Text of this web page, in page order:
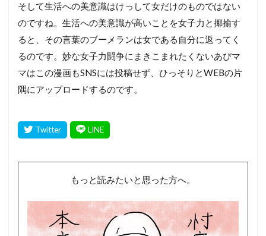
そして生活への美意識はけっして女だけのものではない
のですね。生活への美意識が高いことを女子力と揶揄す
ると、その言葉のブーメランは女である自分に返ってく
るのです。妙な女子力闘争にまきこまれたくないあぴマ
マはこの漫画もSNSには投稿せず、ひっそりとWEBの片
隅にアップロードするのです。
もっと読みたいと思った方へ。